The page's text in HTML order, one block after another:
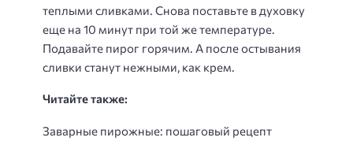
теплыми сливками. Снова поставьте в духовку
еще на 10 минут при той же температуре.
Подавайте пирог горячим. А после остывания
сливки станут нежными, как крем.
Читайте также:
Заварные пирожные: пошаговый рецепт